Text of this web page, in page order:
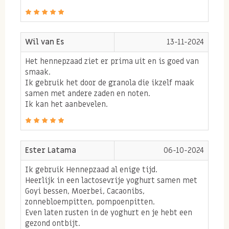
Daarbij komt dat dezeessentiele aminozurenin de
hennepzaden ook nog eens heel gemakkelijk kunnen
worden verteerd in ons lichaam en hierdoor snel
kunnen worden opgenomen. Wel 24% van de
voedingswaarde van hennep zaden bestaat uit
eiwitten .Bestel hier online uw biologische hennepzaad
Hennepzaad gezond door
globulaire eiwitten
Bewezen is dat65% van de eiwittenuit hennep zaden
globulaire eiwitten zijn. Globulaire eiwitten zijn
flexibel en gemakkelijk te verteren eiwitten. Dit is
een hoog eiwitkwaliteit dat veel lijkt op ons
Wil van Es
13-11-2024
Het hennepzaad ziet er prima uit en is goed van
smaak.
Ik gebruik het door de granola die ikzelf maak
samen met andere zaden en noten.
Ik kan het aanbevelen.
Ester Latama
06-10-2024
Ik gebruik Hennepzaad al enige tijd.
Heerlijk in een lactosevrije yoghurt samen met
Goyi bessen, Moerbei, Cacaonibs,
zonnebloempitten, pompoenpitten.
Even laten rusten in de yoghurt en je hebt een
gezond ontbijt.